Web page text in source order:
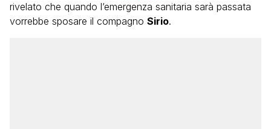
rivelato che quando l’emergenza sanitaria sarà passata
vorrebbe sposare il compagno Sirio.